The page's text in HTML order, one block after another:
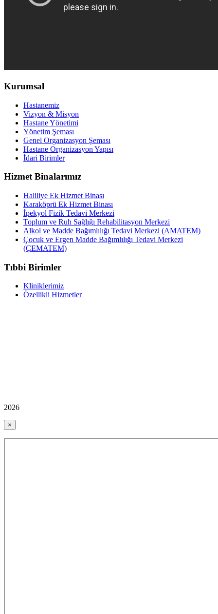
Kurumsal
Hastanemiz
Vizyon & Misyon
Hastane Yönetimi
Yönetim Şeması
Genel Organizasyon Şeması
Hastane Organizasyon Yapısı
İdari Birimler
Hizmet Binalarımız
Haliliye Ek Hizmet Binası
Karaköprü Ek Hizmet Binası
İpekyol Fizik Tedavi Merkezi
Toplum ve Ruh Sağlığı Rehabilitasyon Merkezi
Alkol ve Madde Bağımlılığı Tedavi Merkezi (AMATEM)
Çocuk ve Ergen Madde Bağımlılığı Tedavi Merkezi
(ÇEMATEM)
Tıbbi Birimler
Kliniklerimiz
Özellikli Hizmetler
2026
×